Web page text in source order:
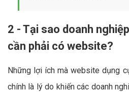
2 - Tại sao doanh
cần phải có website?
Những lợi ích mà website dụng
chính là lý do khiến các doanh